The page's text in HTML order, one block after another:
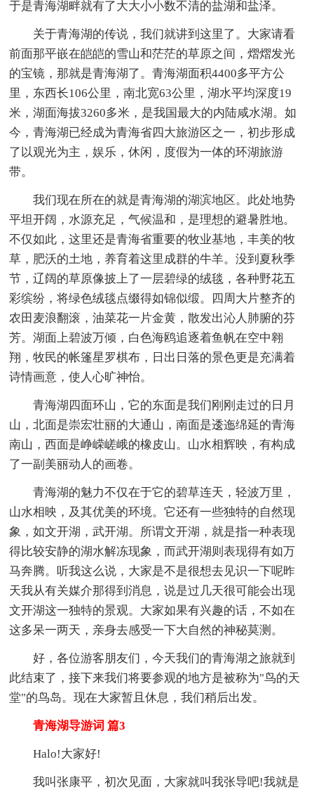
于是青海湖畔就有了大大小小数不清的盐湖和盐泽。
关于青海湖的传说，我们就讲到这里了。大家请看
前面那平嵌在皑皑的雪山和茫茫的草原之间，熠熠发光
的宝镜，那就是青海湖了。青海湖面积4400多平方公
里，东西长106公里，南北宽63公里，湖水平均深度19
米，湖面海拔3260多米，是我国最大的内陆咸水湖。如
今，青海湖已经成为青海省四大旅游区之一，初步形成
了以观光为主，娱乐，休闲，度假为一体的环湖旅游
带。
我们现在所在的就是青海湖的湖滨地区。此处地势
平坦开阔，水源充足，气候温和，是理想的避暑胜地。
不仅如此，这里还是青海省重要的牧业基地，丰美的牧
草，肥沃的土地，养育着这里成群的牛羊。没到夏秋季
节，辽阔的草原像披上了一层碧绿的绒毯，各种野花五
彩缤纷，将绿色绒毯点缀得如锦似缎。四周大片整齐的
农田麦浪翻滚，油菜花一片金黄，散发出沁人肺腑的芬
芳。湖面上碧波万倾，白色海鸥追逐着鱼帆在空中翱
翔，牧民的帐篷星罗棋布，日出日落的景色更是充满着
诗情画意，使人心旷神怡。
青海湖四面环山，它的东面是我们刚刚走过的日月
山，北面是崇宏壮丽的大通山，南面是逶迤绵延的青海
南山，西面是峥嵘嵯峨的橡皮山。山水相辉映，有构成
了一副美丽动人的画卷。
青海湖的魅力不仅在于它的碧草连天，轻波万里，
山水相映，及其优美的环境。它还有一些独特的自然现
象，如文开湖，武开湖。所谓文开湖，就是指一种表现
得比较安静的湖水解冻现象，而武开湖则表现得有如万
马奔腾。听我这么说，大家是不是很想去见识一下呢昨
天我从有关媒介那得到消息，说是过几天很可能会出现
文开湖这一独特的景观。大家如果有兴趣的话，不如在
这多呆一两天，亲身去感受一下大自然的神秘莫测。
好，各位游客朋友们，今天我们的青海湖之旅就到
此结束了，接下来我们将要参观的地方是被称为"鸟的天
堂"的鸟岛。现在大家暂且休息，我们稍后出发。
青海湖导游词 篇3
Halo!大家好!
我叫张康平，初次见面，大家就叫我张导吧!我就是